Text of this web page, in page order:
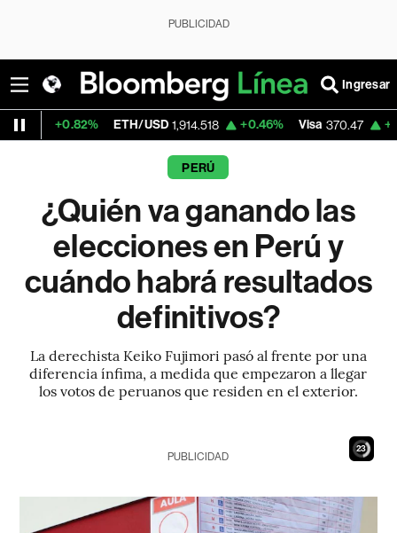
PUBLICIDAD
Ingresar
ETH/USD 1,914.518 +0.46% Visa 370.47 +0.52%
PERÚ
¿Quién va ganando las
elecciones en Perú y
cuándo habrá resultados
definitivos?
La derechista Keiko Fujimori pasó al frente por una
diferencia ínfima, a medida que empezaron a llegar
los votos de peruanos que residen en el exterior.
21
PUBLICIDAD